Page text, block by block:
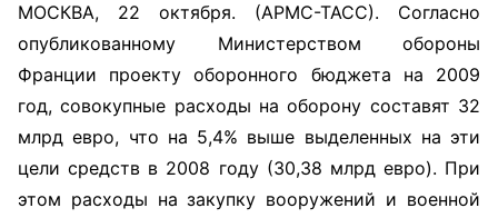
МОСКВА, 22 октября. (АРМС-ТАСС). Согласно
опубликованному Министерством обороны
Франции проекту оборонного бюджета на 2009
год, совокупные расходы на оборону составят 32
млрд евро, что на 5,4% выше выделенных на эти
цели средств в 2008 году (30,38 млрд евро). При
этом расходы на закупку вооружений и военной